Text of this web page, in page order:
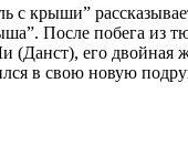
с крыши”
После побега из
(Данст), его
в свою новую